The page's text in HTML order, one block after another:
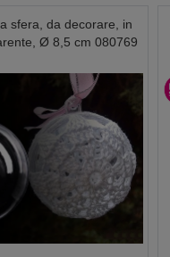
sfera, da decorare, in
Ø 8,5 cm 080769